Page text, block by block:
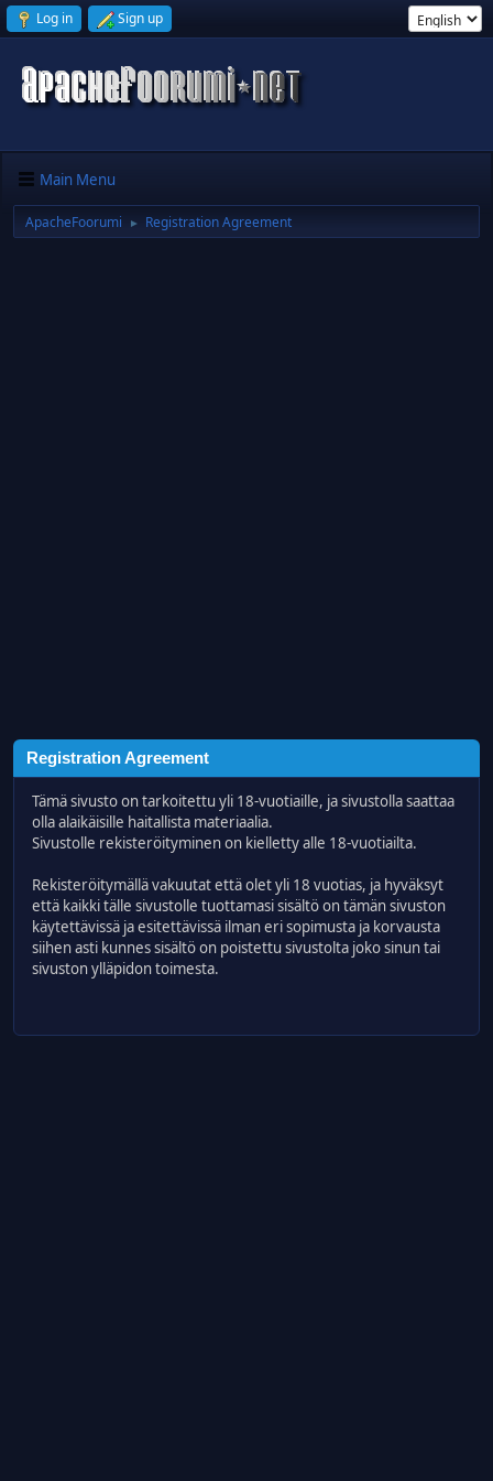
Log in Sign up
Main Menu
ApacheFoorumi ► Registration Agreement
Registration Agreement
Tämä sivusto on tarkoitettu yli 18-vuotiaille, ja sivustolla saattaa
olla alaikäisille haitallista materiaalia.
Sivustolle rekisteröityminen on kielletty alle 18-vuotiailta.
Rekisteröitymällä vakuutat että olet yli 18 vuotias, ja hyväksyt
että kaikki tälle sivustolle tuottamasi sisältö on tämän sivuston
käytettävissä ja esitettävissä ilman eri sopimusta ja korvausta
siihen asti kunnes sisältö on poistettu sivustolta joko sinun tai
sivuston ylläpidon toimesta.